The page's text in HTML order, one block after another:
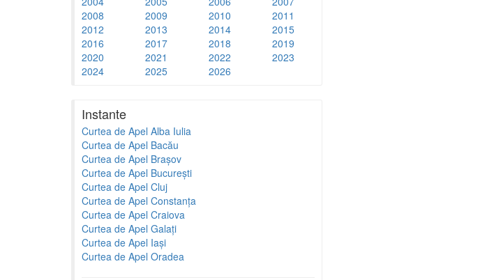
2008
2009 2010
2011
2012
2013 2014
2015
2016
2017 2018
2019
2020
2021 2022
2023
2024
2025 2026
Instante
Curtea de Apel Alba Iulia
Curtea de Apel Bacău
Curtea de Apel Brașov
Curtea de Apel București
Curtea de Apel Cluj
Curtea de Apel Constanța
Curtea de Apel Craiova
Curtea de Apel Galați
Curtea de Apel Iași
Curtea de Apel Oradea